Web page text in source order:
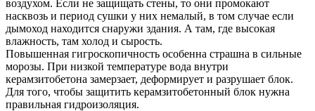
воздухом. Если не защищать стены, то они промокают
насквозь и период сушки у них немалый, в том случае если
дымоход находится снаружи здания. А там, где высокая
влажность, там холод и сырость.
Повышенная гигроскопичность особенна страшна в сильные
морозы. При низкой температуре вода внутри
керамзитобетона замерзает, деформирует и разрушает блок.
Для того, чтобы защитить керамзитобетонный блок нужна
правильная гидроизоляция.